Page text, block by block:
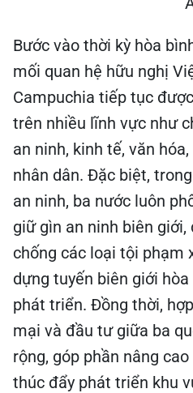
Bước vào thời kỳ hòa
mối quan hệ hữu nghị
Campuchia tiếp tục
trên nhiều lĩnh vực như
an ninh, kinh tế, văn
nhân dân. Đặc biệt,
an ninh, ba nước luôn
giữ gìn an ninh biên giới,
chống các loại tội phạm
dựng tuyến biên giới
phát triển. Đồng thời,
mại và đầu tư giữa ba
rộng, góp phần nâng
thúc đẩy phát triển khu